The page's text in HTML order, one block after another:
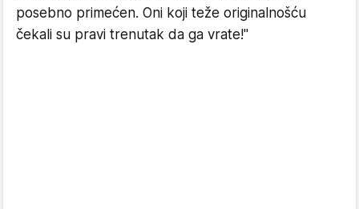
posebno primećen. Oni koji teže originalnošću
čekali su pravi trenutak da ga vrate!"